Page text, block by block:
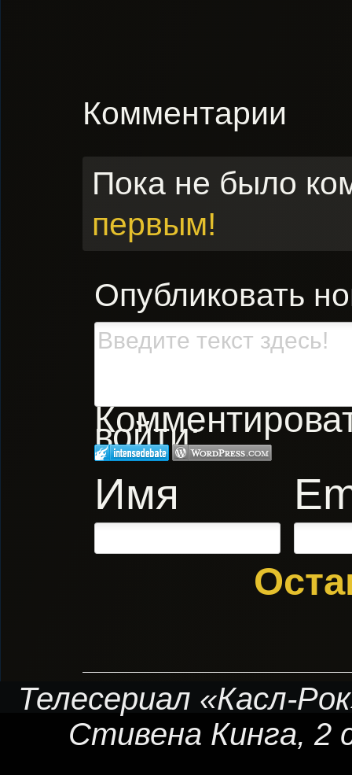
Комментарии
Пока не было
первым!
Опубликовать
войти:
Имя
Телесериал «Касл-
Стивена Кинга, 2